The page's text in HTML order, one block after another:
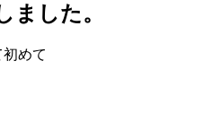
した。
めて